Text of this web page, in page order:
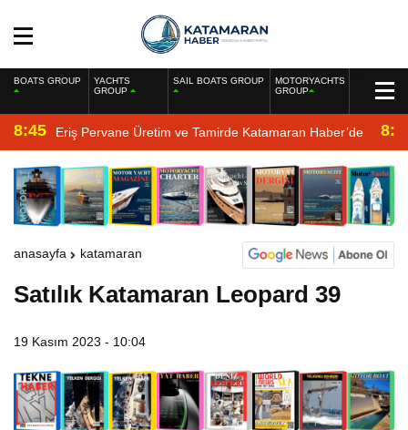
BOATS GROUP
YACHTS
GROUP
SAIL BOATS GROUP
MOTORYACHTS
GROUP
8:45 Eriş Pervane Üretim ve Tamirde Katamaran Haber’de
anasayfa katamaran
Satılık Katamaran Leopard 39
19 Kasım 2023 - 10:04